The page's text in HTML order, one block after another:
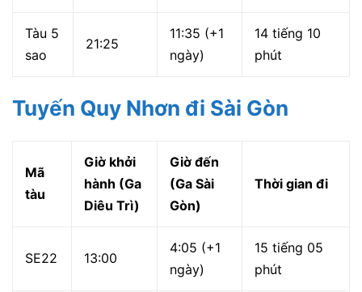
Tàu 5
sao
21:25
11:35 (+1
ngày)
14 tiếng 10
phút
Tuyến Quy Nhơn đi Sài Gòn
Mã
tàu
Giờ khởi
hành (Ga
Diêu Trì)
Giờ đến
(Ga Sài
Gòn)
Thời gian đi
SE22 13:00
4:05 (+1
ngày)
15 tiếng 05
phút